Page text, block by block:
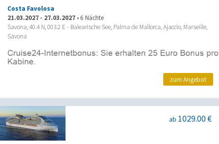
Costa Favolosa
21.03.2027 - 27.03.2027 • 6 Nächte
Savona, 40.4 N, 003.2 E - Balearische See, Palma de Mallorca, Ajaccio, Marseille,
Savona
zum Angebot
ab 1029.00 €